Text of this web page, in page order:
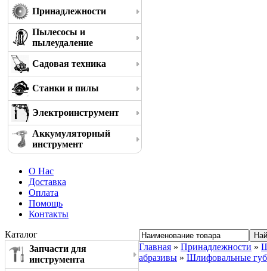
Принадлежности
Пылесосы и
пылеудаление
Садовая техника
Станки и пилы
Электроинструмент
Аккумуляторный
инструмент
О Нас
Доставка
Оплата
Помощь
Контакты
Каталог
Запчасти для
инструмента
Главная » Принадлежности »
абразивы » Шлифовальные